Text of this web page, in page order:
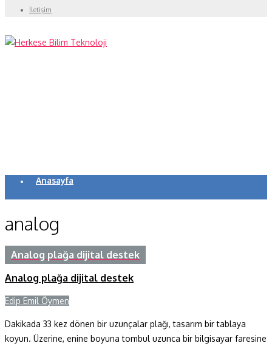
İletişim
Anasayfa
Yazarlar
Makaleler
Dergi Sayıları
Yaşam Bilimleri
Sağlık
analog
Analog plağa dijital destek
Analog plağa dijital destek
Edip Emil Öymen
Dakikada 33 kez dönen bir uzunçalar plağı, tasarım bir tablaya
koyun. Üzerine, enine boyuna tombul uzunca bir bilgisayar faresine